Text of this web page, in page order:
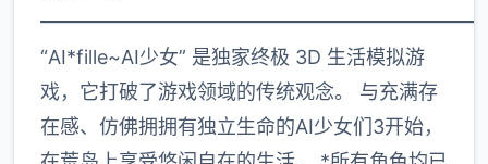
“AI*fille~AI少女” 是独家终极 3D 生活模拟游
戏，它打破了游戏领域的传统观念。 与充满存
在感、仿佛拥拥有独立生命的AI少女们3开始，